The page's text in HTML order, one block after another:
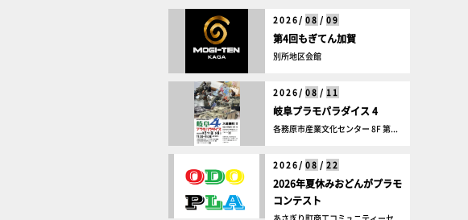
2026/ 08 / 09
第4回もぎてん加賀
別所地区会館
2026/ 08 / 11
岐阜プラモパラダイス 4
各務原市産業文化センター 8F 第...
2026/ 08 / 22
2026年夏休みおどんがプラモ
コンテスト